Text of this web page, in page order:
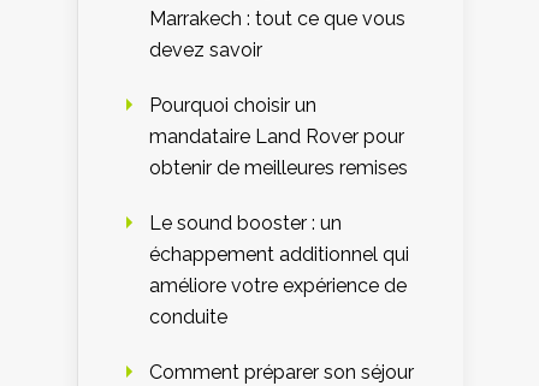
Marrakech : tout ce que vous
devez savoir
Pourquoi choisir un
mandataire Land Rover pour
obtenir de meilleures remises
Le sound booster : un
échappement additionnel qui
améliore votre expérience de
conduite
Comment préparer son séjour